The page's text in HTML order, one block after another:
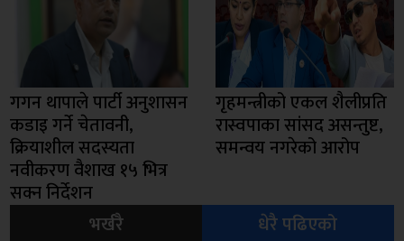
गगन थापाले पार्टी अनुशासन
कडाइ गर्ने चेतावनी,
क्रियाशील सदस्यता
नवीकरण वैशाख १५ भित्र
सक्न निर्देशन
गृहमन्त्रीको एकल शैलीप्रति
रास्वपाका सांसद असन्तुष्ट,
समन्वय नगरेको आरोप
भर्खरै धेरै पढिएको